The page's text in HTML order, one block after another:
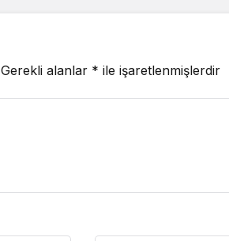
Gerekli alanlar * ile işaretlenmişlerdir